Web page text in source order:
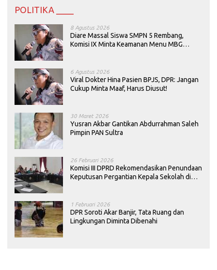
POLITIKA ____
8 Agustus 2026
Diare Massal Siswa SMPN 5 Rembang,
Komisi IX Minta Keamanan Menu MBG
6 Agustus 2026
Viral Dokter Hina Pasien BPJS, DPR: Jangan
Cukup Minta Maaf, Harus Diusut!
30 Maret 2026
Yusran Akbar Gantikan Abdurrahman Saleh
Pimpin PAN Sultra
26 Februari 2026
Komisi III DPRD Rekomendasikan Penundaan
Keputusan Pergantian Kepala Sekolah di
1 Februari 2026
DPR Soroti Akar Banjir, Tata Ruang dan
Lingkungan Diminta Dibenahi